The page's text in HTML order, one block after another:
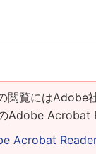
閲覧にはAdobe
Adobe Acrobat
Acrobat